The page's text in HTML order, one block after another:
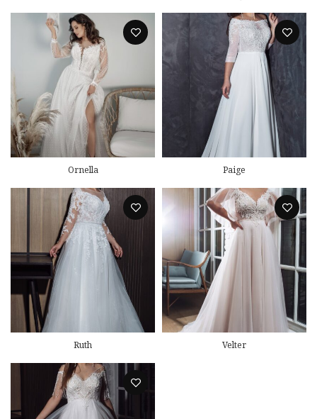
Ornella Paige
Ruth Velter